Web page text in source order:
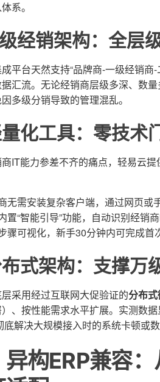
系。
经销架构：全层
平台天然支持“品牌商-一级经销商
汇流。无论经销商层级多深、数
多级分销导致的管理混乱。
化工具：零技术
IT能力参差不齐的痛点，轻易云提
无需安装复杂客户端，通过网页或
置“智能引导”功能，自动识别经销
骤可视化，新手30分钟内可完成首
式架构：支撑万
采用经过互联网大促验证的分布
、按性能需求水平扩展。实测数
底解决大规模接入时的系统卡顿或数
异构ERP兼容